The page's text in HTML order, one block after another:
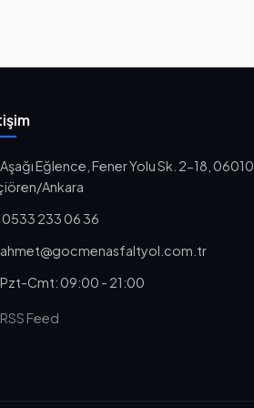
Aşağı Eğlence, Fener Yolu Sk. 2-18, 06010
Ankara
0533 233 06 36
ahmet@gocmenasfaltyol.com.tr
Pzt-Cmt: 09:00 - 21:00
RSS Feed